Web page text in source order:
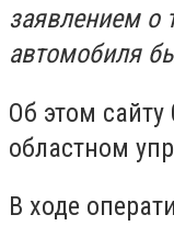
заявлением о
автомобиля
Об этом
областном
В ходе